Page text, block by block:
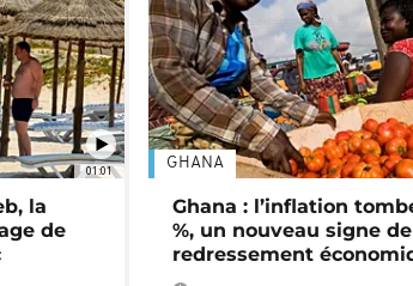
01:01
la
de
GHANA
Ghana : l’inflation
%, un nouveau signe de
redressement